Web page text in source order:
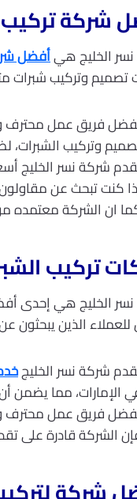
شركة تركيب
الخليج هيأفضل
وتركيب شبرات
فريق عمل محترف
وتركيب الشبرات،
شركة نسر الخليج
كنت تبحث عن
ان الشركة معتمده
تركيب
الخليج هي إحدى
للعملاء الذين يبحثون
شركة نسر الخليج
الإمارات، مما يضمن
فريق عمل محترف
الشركة قادرة على